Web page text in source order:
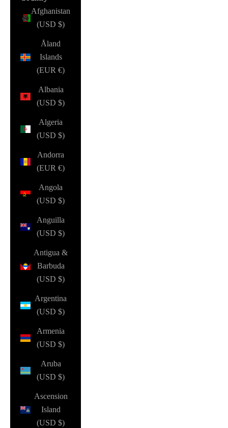
Afghanistan
(USD $)
Åland
Islands
(EUR €)
Albania
(USD $)
Algeria
(USD $)
Andorra
(EUR €)
Angola
(USD $)
Anguilla
(USD $)
Antigua &
Barbuda
(USD $)
Argentina
(USD $)
Armenia
(USD $)
Aruba
(USD $)
Ascension
Island
(USD $)